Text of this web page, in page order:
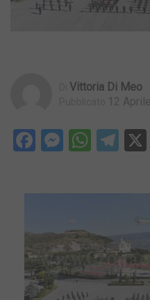
Vittoria Di Meo
12
Facebook